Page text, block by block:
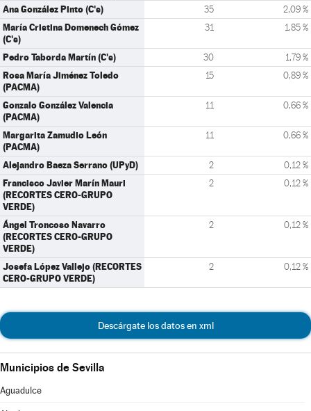
Ana González Pinto (C's) 35 2,09 %
María Cristina Domenech Gómez
(C's)
31 1,85 %
Pedro Taborda Martín (C's) 30 1,79 %
Rosa María Jiménez Toledo
(PACMA)
15 0,89 %
Gonzalo González Valencia
(PACMA)
11 0,66 %
Margarita Zamudio León
(PACMA)
11 0,66 %
Alejandro Baeza Serrano (UPyD) 2 0,12 %
Francisco Javier Marín Mauri
(RECORTES CERO-GRUPO
VERDE)
2 0,12 %
Ángel Troncoso Navarro
(RECORTES CERO-GRUPO
VERDE)
2 0,12 %
Josefa López Vallejo (RECORTES
CERO-GRUPO VERDE)
2 0,12 %
Descárgate los datos en xml
Municipios de Sevilla
Aguadulce